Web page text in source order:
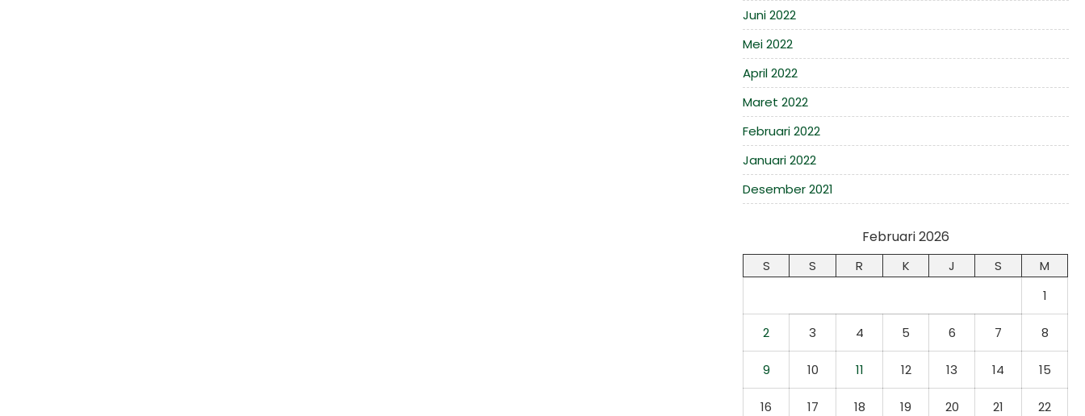
Juni 2022
Mei 2022
April 2022
Maret 2022
Februari 2022
Januari 2022
Desember 2021
Februari 2026
S S R K J S
M
1
2 3 4 5 6 7 8
9 10 11 12 13 14 15
16 17 18 19 20 21 22